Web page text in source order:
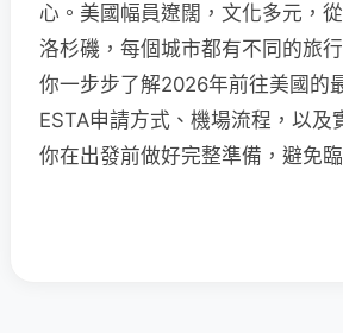
心。美國幅員遼闊，文化多元，
洛杉磯，每個城市都有不同的旅
你一步步了解2026年前往美國的
ESTA申請方式、機場流程，以及
你在出發前做好完整準備，避免